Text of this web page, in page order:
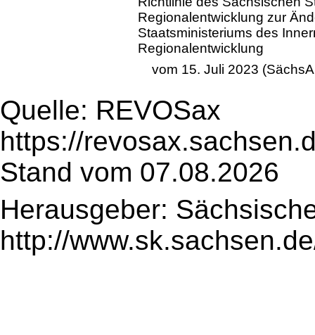
Regionalentwicklung zur
Staatsministeriums des
Regionalentwicklung
vom 15. Juli 2023
Quelle: REVOSax
https://
Stand vom 07.08.2026
Herausgeber:
http://